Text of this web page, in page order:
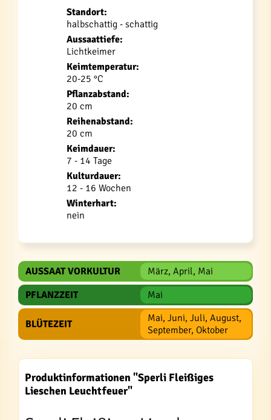
Standort:
halbschattig - schattig
Aussaattiefe:
Lichtkeimer
Keimtemperatur:
20-25 °C
Pflanzabstand:
20 cm
Reihenabstand:
20 cm
Keimdauer:
7 - 14 Tage
Kulturdauer:
12 - 16 Wochen
Winterhart:
nein
AUSSAAT VORKULTUR
März, April, Mai
PFLANZZEIT
Mai
BLÜTEZEIT
Mai, Juni, Juli, August,
September, Oktober
Produktinformationen "Sperli Fleißiges
Lieschen Leuchtfeuer"